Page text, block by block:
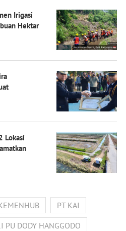
Irigasi
Hektar
Lokasi
PT KAI
PU DODY HANGGODO